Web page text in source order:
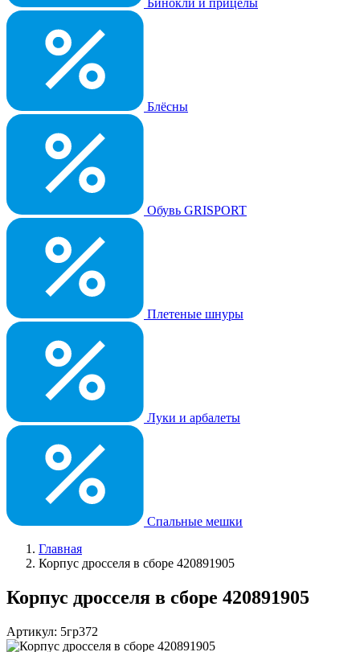
Бинокли и прицелы
Блёсны
Обувь GRISPORT
Плетеные шнуры
Луки и арбалеты
Спальные мешки
Главная
Корпус дросселя в сборе 420891905
Корпус дросселя в сборе 420891905
Артикул: 5гр372